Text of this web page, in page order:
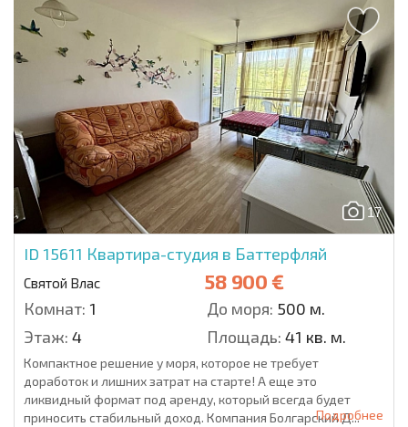
17
ID 15611 Квартира-студия в Баттерфляй
Святой Влас 58 900 €
Комнат: 1 До моря: 500 м.
Этаж: 4 Площадь: 41 кв. м.
Компактное решение у моря, которое не требует
доработок и лишних затрат на старте! А еще это
ликвидный формат под аренду, который всегда будет
приносить стабильный доход. Компания Болгарский Д...
Подробнее